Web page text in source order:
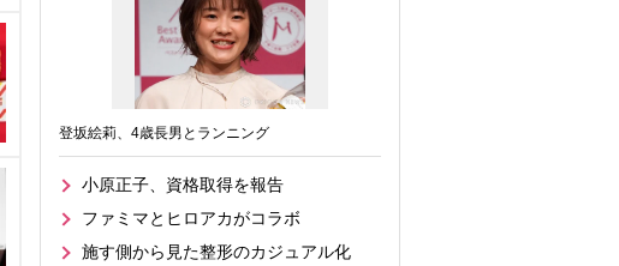
登坂絵莉、4歳長男とランニング
小原正子、資格取得を報告
ファミマとヒロアカがコラボ
施す側から見た整形のカジュアル化